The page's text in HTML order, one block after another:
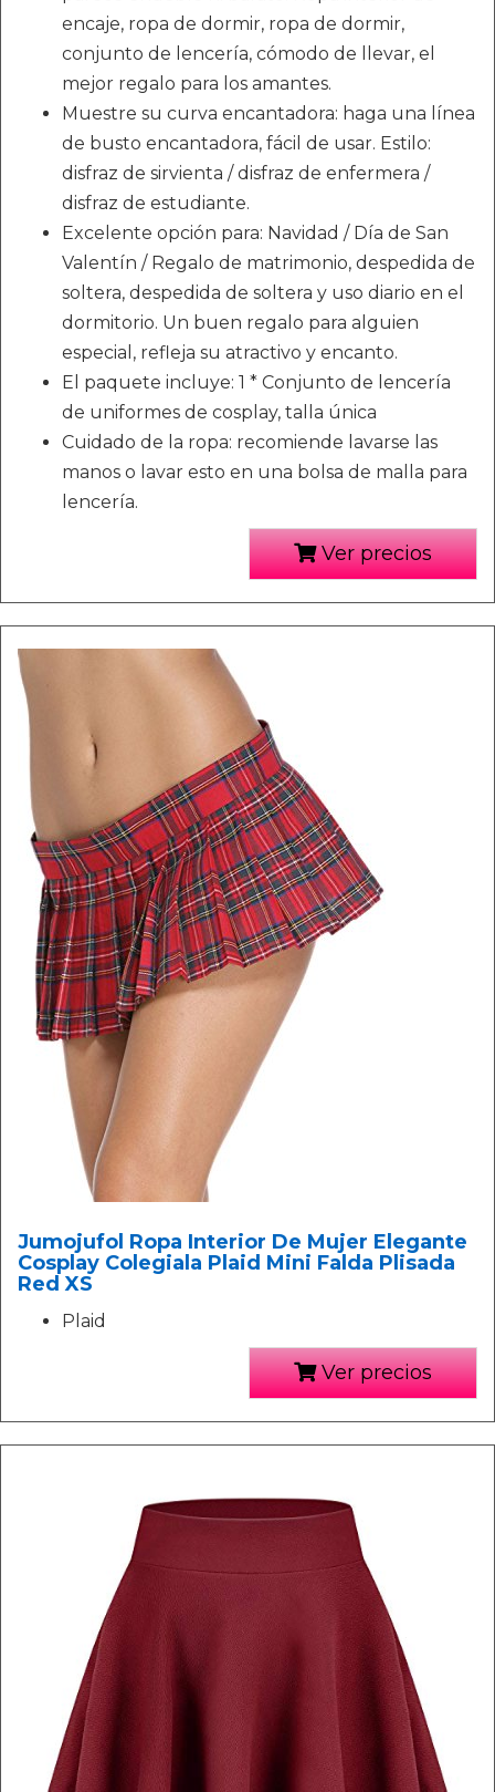
encaje, ropa de dormir, ropa de dormir,
conjunto de lencería, cómodo de llevar, el
mejor regalo para los amantes.
Muestre su curva encantadora: haga una línea
de busto encantadora, fácil de usar. Estilo:
disfraz de sirvienta / disfraz de enfermera /
disfraz de estudiante.
Excelente opción para: Navidad / Día de San
Valentín / Regalo de matrimonio, despedida de
soltera, despedida de soltera y uso diario en el
dormitorio. Un buen regalo para alguien
especial, refleja su atractivo y encanto.
El paquete incluye: 1 * Conjunto de lencería
de uniformes de cosplay, talla única
Cuidado de la ropa: recomiende lavarse las
manos o lavar esto en una bolsa de malla para
lencería.
Ver precios
Jumojufol Ropa Interior De Mujer Elegante
Cosplay Colegiala Plaid Mini Falda Plisada
Red XS
Plaid
Ver precios